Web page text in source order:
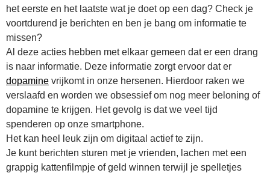
het eerste en het laatste wat je doet op een dag? Check je
voortdurend je berichten en ben je bang om informatie te
missen?
Al deze acties hebben met elkaar gemeen dat er een drang
is naar informatie. Deze informatie zorgt ervoor dat er
dopamine vrijkomt in onze hersenen. Hierdoor raken we
verslaafd en worden we obsessief om nog meer beloning of
dopamine te krijgen. Het gevolg is dat we veel tijd
spenderen op onze smartphone.
Het kan heel leuk zijn om digitaal actief te zijn.
Je kunt berichten sturen met je vrienden, lachen met een
grappig kattenfilmpje of geld winnen terwijl je spelletjes